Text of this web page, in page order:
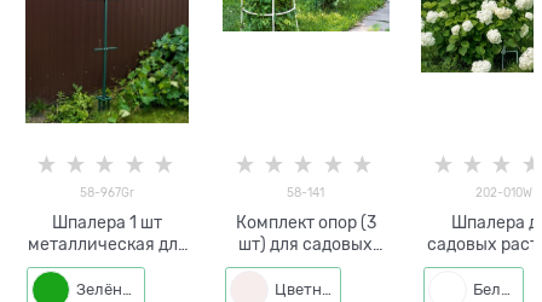
58-967Gr
Шпалера 1 шт
металлическая для
винограда
разборная 58-967Gr
Зелёный
58-141
Комплект опор (3
шт) для садовых
вьющихся
растений 58-141
Цветная
202-010W
Шпалера
садовых
Одуванчик
010W Белый